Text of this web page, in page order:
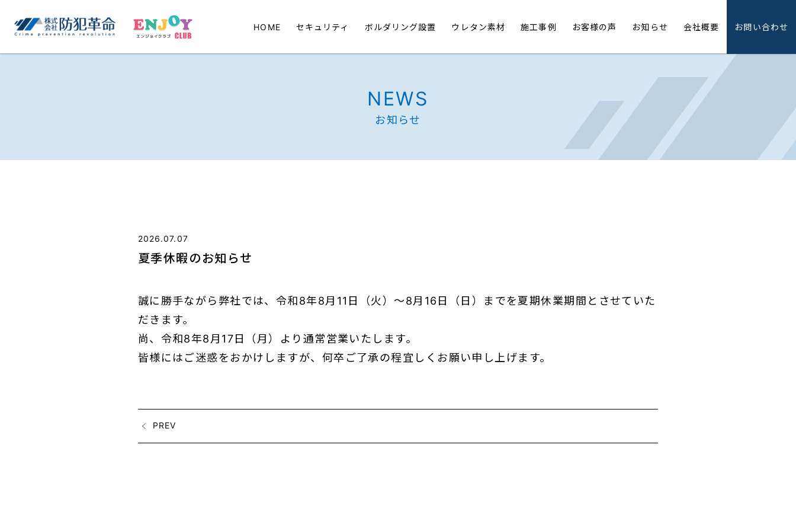
HOME セキュリティ ボルダリング設置 ウレタン素材 施工事例 お客様の声 お知らせ 会社概要 お問い合わせ
NEWS
お知らせ
2026.07.07
夏季休暇のお知らせ
誠に勝手ながら弊社では、令和8年8月11日（火）～8月16日（日）までを夏期休業期間とさせていた
だきます。
尚、令和8年8月17日（月）より通常営業いたします。
皆様にはご迷惑をおかけしますが、何卒ご了承の程宜しくお願い申し上げます。
PREV